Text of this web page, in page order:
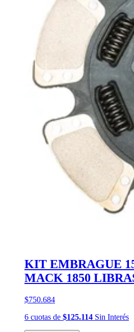
KIT EMBRAGUE
MACK 1850
$750.684
6 cuotas de $125.114 Sin Interés